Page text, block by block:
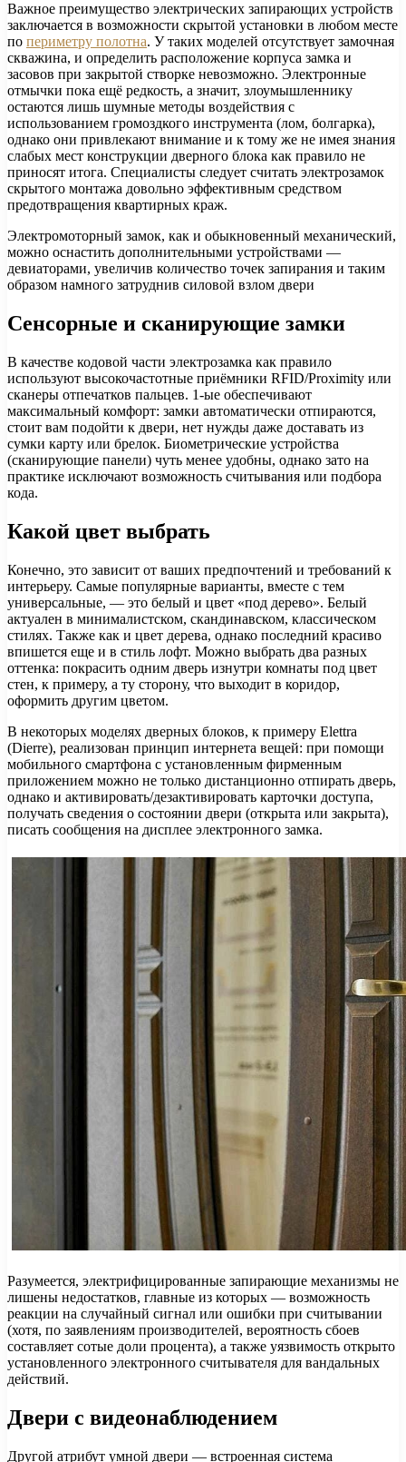
Важное преимущество электрических запирающих устройств
заключается в возможности скрытой установки в любом месте
по периметру полотна. У таких моделей отсутствует замочная
скважина, и определить расположение корпуса замка и
засовов при закрытой створке невозможно. Электронные
отмычки пока ещё редкость, а значит, злоумышленнику
остаются лишь шумные методы воздействия с
использованием громоздкого инструмента (лом, болгарка),
однако они привлекают внимание и к тому же не имея знания
слабых мест конструкции дверного блока как правило не
приносят итога. Специалисты следует считать электрозамок
скрытого монтажа довольно эффективным средством
предотвращения квартирных краж.
Электромоторный замок, как и обыкновенный механический,
можно оснастить дополнительными устройствами —
девиаторами, увеличив количество точек запирания и таким
образом намного затруднив силовой взлом двери
Сенсорные и сканирующие замки
В качестве кодовой части электрозамка как правило
используют высокочастотные приёмники RFID/Proximity или
сканеры отпечатков пальцев. 1-ые обеспечивают
максимальный комфорт: замки автоматически отпираются,
стоит вам подойти к двери, нет нужды даже доставать из
сумки карту или брелок. Биометрические устройства
(сканирующие панели) чуть менее удобны, однако зато на
практике исключают возможность считывания или подбора
кода.
Какой цвет выбрать
Конечно, это зависит от ваших предпочтений и требований к
интерьеру. Самые популярные варианты, вместе с тем
универсальные, — это белый и цвет «под дерево». Белый
актуален в минималистском, скандинавском, классическом
стилях. Также как и цвет дерева, однако последний красиво
впишется еще и в стиль лофт. Можно выбрать два разных
оттенка: покрасить одним дверь изнутри комнаты под цвет
стен, к примеру, а ту сторону, что выходит в коридор,
оформить другим цветом.
В некоторых моделях дверных блоков, к примеру Elettra
(Dierre), реализован принцип интернета вещей: при помощи
мобильного смартфона с установленным фирменным
приложением можно не только дистанционно отпирать дверь,
однако и активировать/дезактивировать карточки доступа,
получать сведения о состоянии двери (открыта или закрыта),
писать сообщения на дисплее электронного замка.
Разумеется, электрифицированные запирающие механизмы не
лишены недостатков, главные из которых — возможность
реакции на случайный сигнал или ошибки при считывании
(хотя, по заявлениям производителей, вероятность сбоев
составляет сотые доли процента), а также уязвимость открыто
установленного электронного считывателя для вандальных
действий.
Двери с видеонаблюдением
Другой атрибут умной двери — встроенная система